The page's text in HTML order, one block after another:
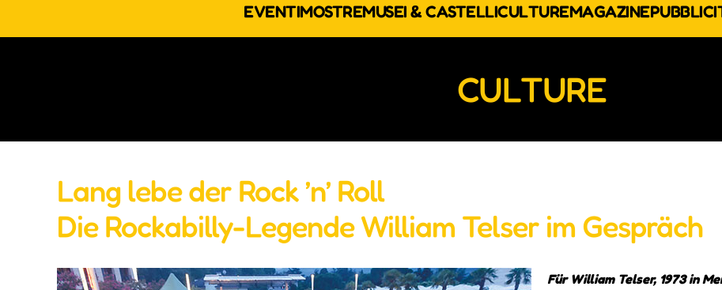
EVENTIMOSTREMUSEI & CASTELLICULTUREMAGAZINE
CULTURE
Lang lebe der Rock ’n’ Roll
Die Rockabilly-Legende William Telser im Gespräch
Für William Telser, 1973 in